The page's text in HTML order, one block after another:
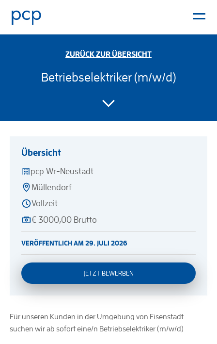
ZURÜCK ZUR ÜBERSICHT
Betriebselektriker (m/w/d)
Übersicht
pcp Wr-Neustadt
Müllendorf
Vollzeit
€ 3000,00 Brutto
VERÖFFENTLICH AM 29. JULI 2026
JETZT BEWERBEN
Für unseren Kunden in der Umgebung von Eisenstadt
suchen wir ab sofort eine/n Betriebselektriker (m/w/d)